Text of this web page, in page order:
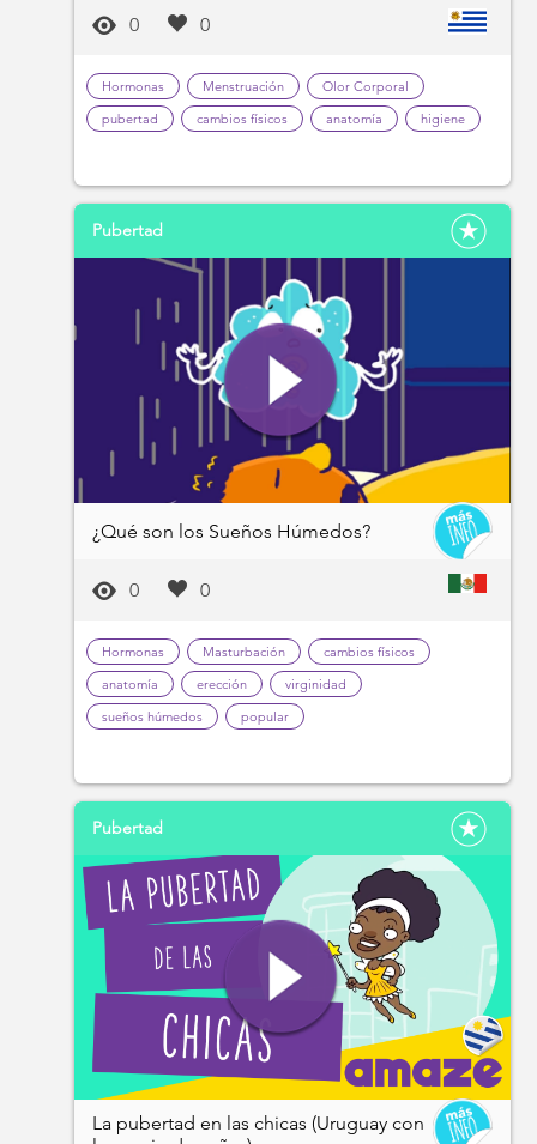
0 0
Hormonas Menstruación
Olor Corporal
pubertad
cambios físicos anatomía higiene
Pubertad
¿Qué son los Sueños Húmedos?
0 0
Hormonas Masturbación
cambios físicos
anatomía
erección
virginidad
sueños húmedos
popular
Pubertad
La pubertad en las chicas (Uruguay con